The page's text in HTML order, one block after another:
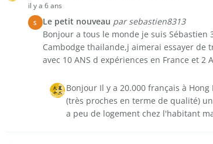
il y a 6 ans
S Le petit nouveau par sebastien8313
Bonjour a tous le monde je suis Sébastien
Cambodge thailande,j aimerai essayer de
avec 10 ANS d expériences en France et 2
Bonjour Il y a 20.000 français à
(très proches en terme de qualité)
a peu de logement chez l'habitant